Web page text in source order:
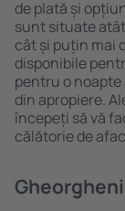
de plată și
sunt situate
cât și puțin mai
disponibile
pentru o
din apropiere.
începeți să vă
călătorie de